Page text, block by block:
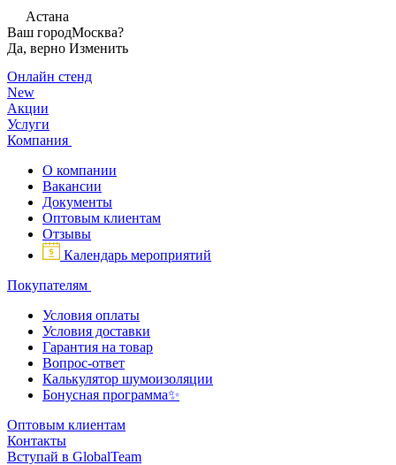
Астана
Ваш городМосква?
Да, верно Изменить
Онлайн стенд
New
Акции
Услуги
Компания
О компании
Вакансии
Документы
Оптовым клиентам
Отзывы
Календарь мероприятий
Покупателям
Условия оплаты
Условия доставки
Гарантия на товар
Вопрос-ответ
Калькулятор шумоизоляции
Бонусная программа✨
Оптовым клиентам
Контакты
Вступай в GlobalTeam